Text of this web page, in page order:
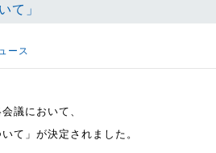
て」
ース
議において、
て」が決定されました。